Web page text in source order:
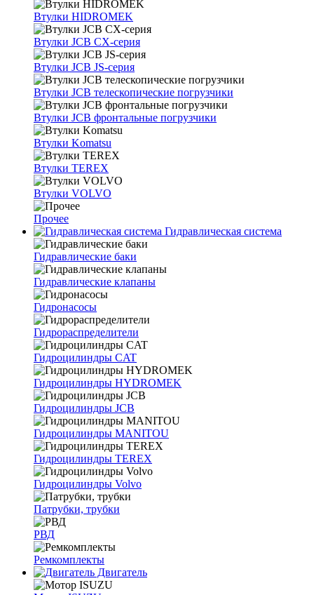
Втулки HIDROMEK
Втулки JCB CX-серия
Втулки JCB JS-серия
Втулки JCB телескопические погрузчики
Втулки JCB фронтальные погрузчики
Втулки Komatsu
Втулки TEREX
Втулки VOLVO
Прочее
Гидравлическая система
Гидравлические баки
Гидравлические клапаны
Гидронасосы
Гидрораспределители
Гидроцилиндры CAT
Гидроцилиндры HYDROMEK
Гидроцилиндры JCB
Гидроцилиндры MANITOU
Гидроцилиндры TEREX
Гидроцилиндры Volvo
Патрубки, трубки
РВД
Ремкомплекты
Двигатель